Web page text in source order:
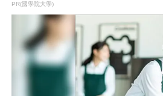
PR(國學院大學)